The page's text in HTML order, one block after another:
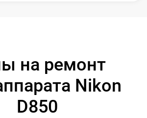
на ремонт
Nikon
D850